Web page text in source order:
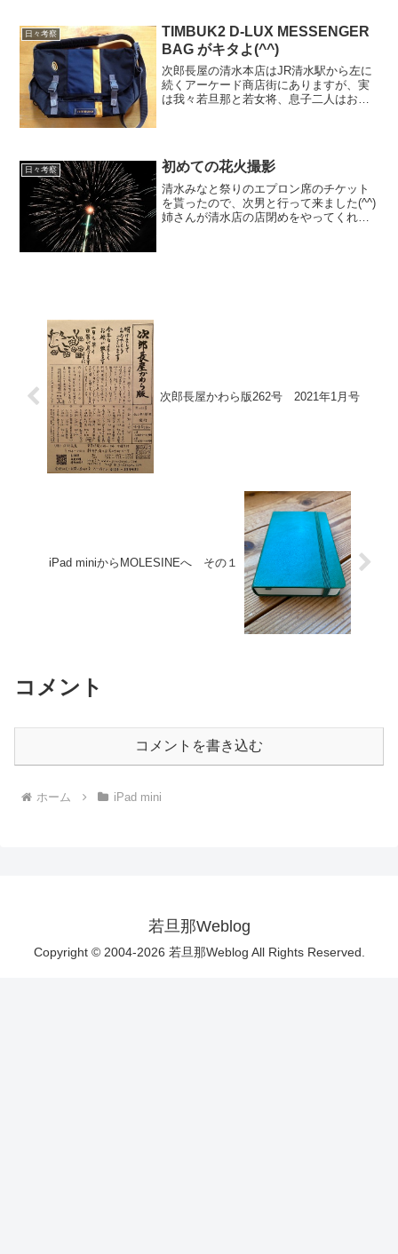
日々考察
TIMBUK2 D-LUX MESSENGER
BAG がキタよ(^^)
次郎長屋の清水本店はJR清水駅から左に
続くアーケード商店街にありますが、実
は我々若旦那と若女将、息子二人はお店
たりする訳ですね。 ...
日々考察 初めての花火撮影
清水みなと祭りのエプロン席のチケット
を貰ったので、次男と行って来ました(^^)
姉さんが清水店の店閉めをやってくれる
次郎長屋かわら版262号 2021年1月号
iPad miniからMOLESINEへ その１
コメント
コメントを書き込む
ホーム iPad mini
若旦那Weblog
Copyright © 2004-2026 若旦那Weblog All Rights Reserved.